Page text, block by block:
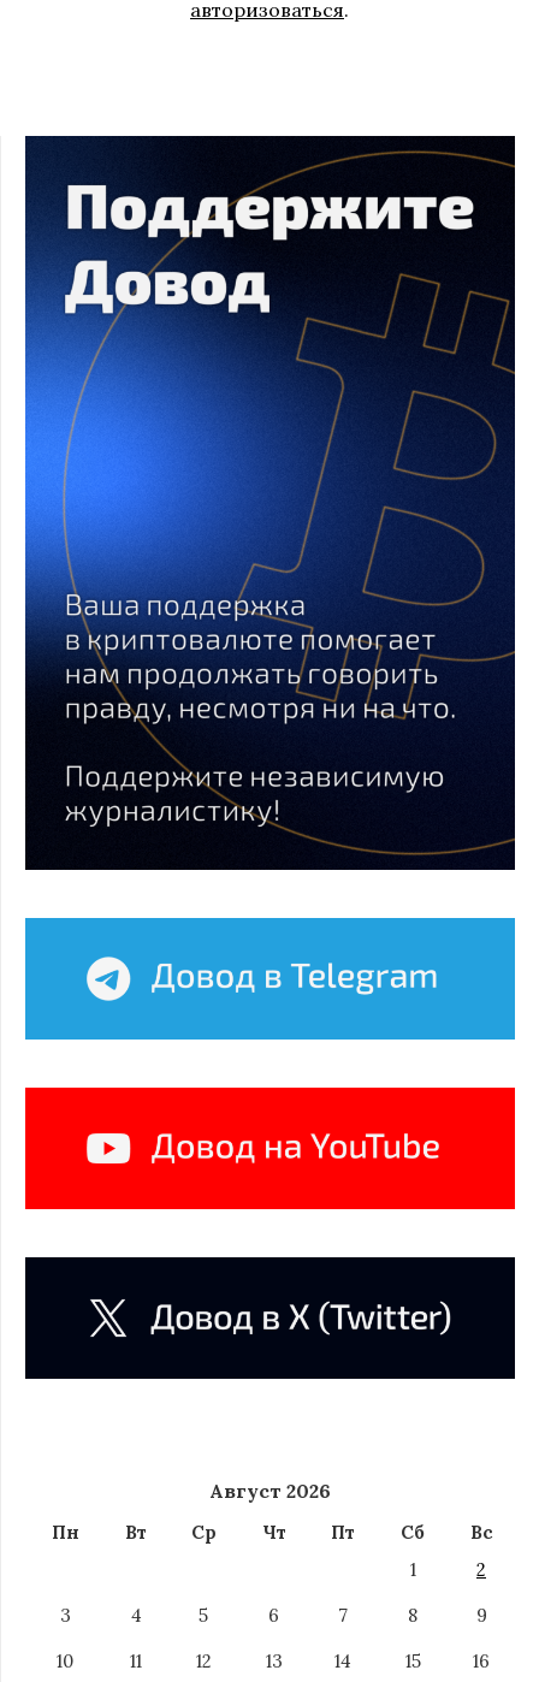
авторизоваться.
Август 2026
Пн Вт Ср Чт Пт Сб
Вс
1
2
3
4 5 6 7 8
9
10
11 12 13 14 15
16